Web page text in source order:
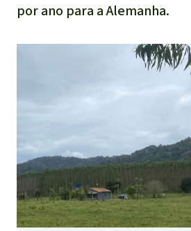
por ano para a Alemanha.